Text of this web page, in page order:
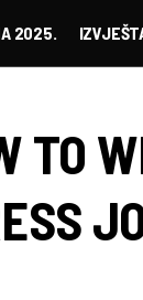
2025.
TO